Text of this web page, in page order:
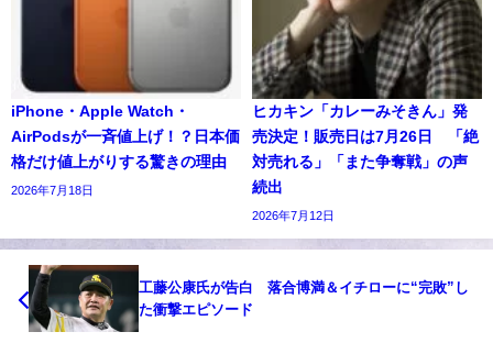
iPhone・Apple Watch・
AirPodsが一斉値上げ！？日本価
格だけ値上がりする驚きの理由
2026年7月18日
ヒカキン「カレーみそきん」発
売決定！販売日は7月26日 「絶
対売れる」「また争奪戦」の声
続出
2026年7月12日
工藤公康氏が告白 落合博満＆イチローに“完敗”し
た衝撃エピソード